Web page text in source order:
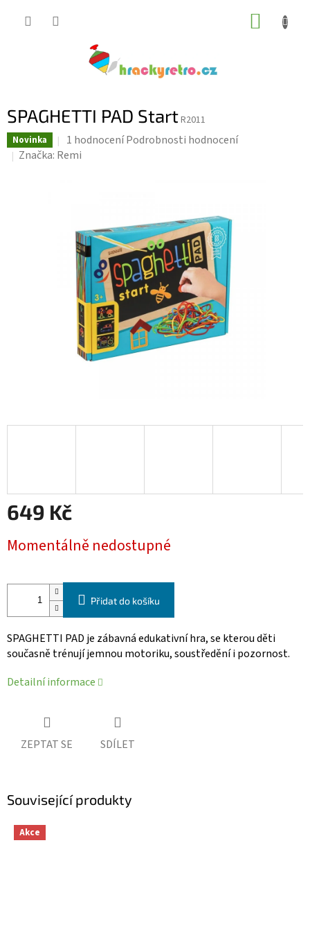
SPAGHETTI PAD StartR2011
Novinka
Průměrné
hodnocení
hvězdiček.
1 hodnocení Podrobnosti hodnocení
Značka: Remi
649 Kč
cena:
Momentálně nedostupné
Přidat do košíku
SPAGHETTI PAD je zábavná edukativní hra, se kterou děti
současně trénují jemnou motoriku, soustředění i pozornost.
Detailní informace
ZEPTAT SE SDÍLET
Související produkty
Akce